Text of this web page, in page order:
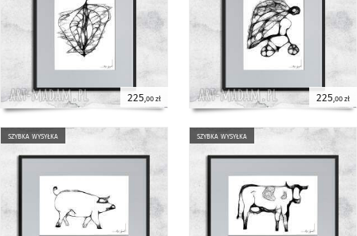
225,00 zł 225,00 zł
szybka wysyłka szybka wysyłka